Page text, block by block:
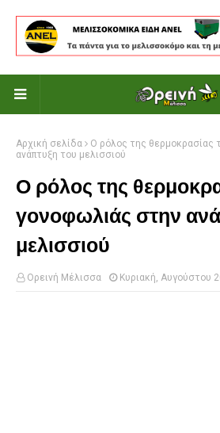
Αρχική σελίδα
Ο ρόλος της θερμοκρασίας
ανάπτυξη του μελισσιού
Ο ρόλος της
γονοφωλιάς στην
μελισσιού
Ορεινή Μέλισσα Κυριακή, Αυγούστου